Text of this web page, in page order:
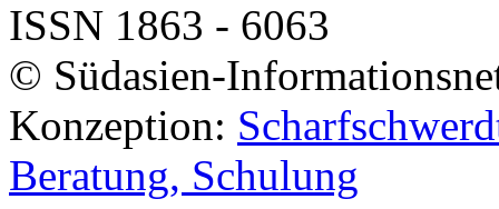
ISSN 1863 - 6063
© Südasien-
Konzeption:
Beratung, Schulung